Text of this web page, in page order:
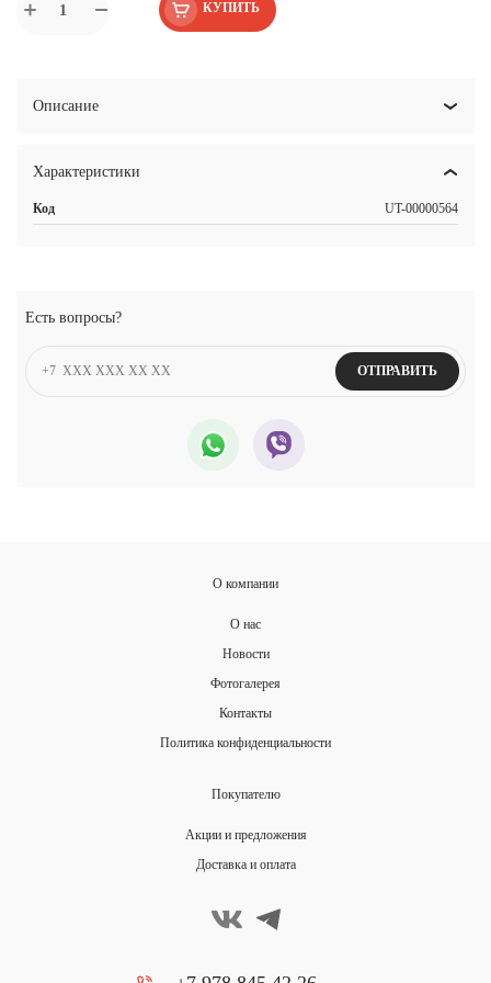
КУПИТЬ
Описание
Характеристики
Код UT-00000564
Есть вопросы?
ОТПРАВИТЬ
О компании
О нас
Новости
Фотогалерея
Контакты
Политика конфиденциальности
Покупателю
Акции и предложения
Доставка и оплата